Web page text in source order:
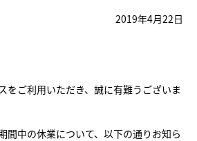
2019年4月22日
をご利用いただき、誠に有難うございま
間中の休業について、以下の通りお知ら